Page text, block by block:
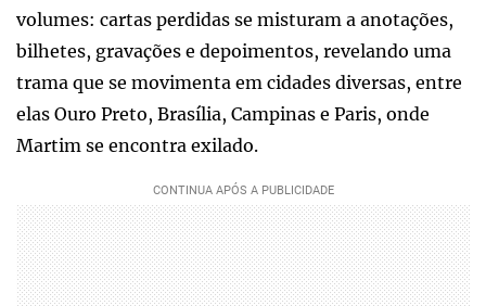
volumes: cartas perdidas se misturam a anotações,
bilhetes, gravações e depoimentos, revelando uma
trama que se movimenta em cidades diversas, entre
elas Ouro Preto, Brasília, Campinas e Paris, onde
Martim se encontra exilado.